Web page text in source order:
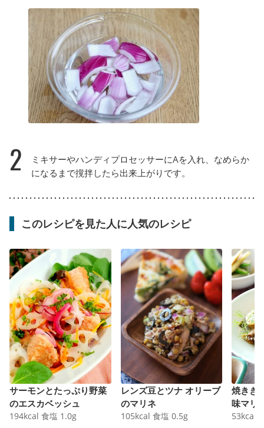
2
ミキサーやハンディプロセッサーにAを入れ、なめらか
になるまで撹拌したら出来上がりです。
このレシピを見た人に人気のレシピ
サーモンとたっぷり野菜
のエスカベッシュ
194kcal 食塩 1.0g
レンズ豆とツナ オリーブ
のマリネ
105kcal 食塩 0.5g
焼きき
味マリ
53kcal